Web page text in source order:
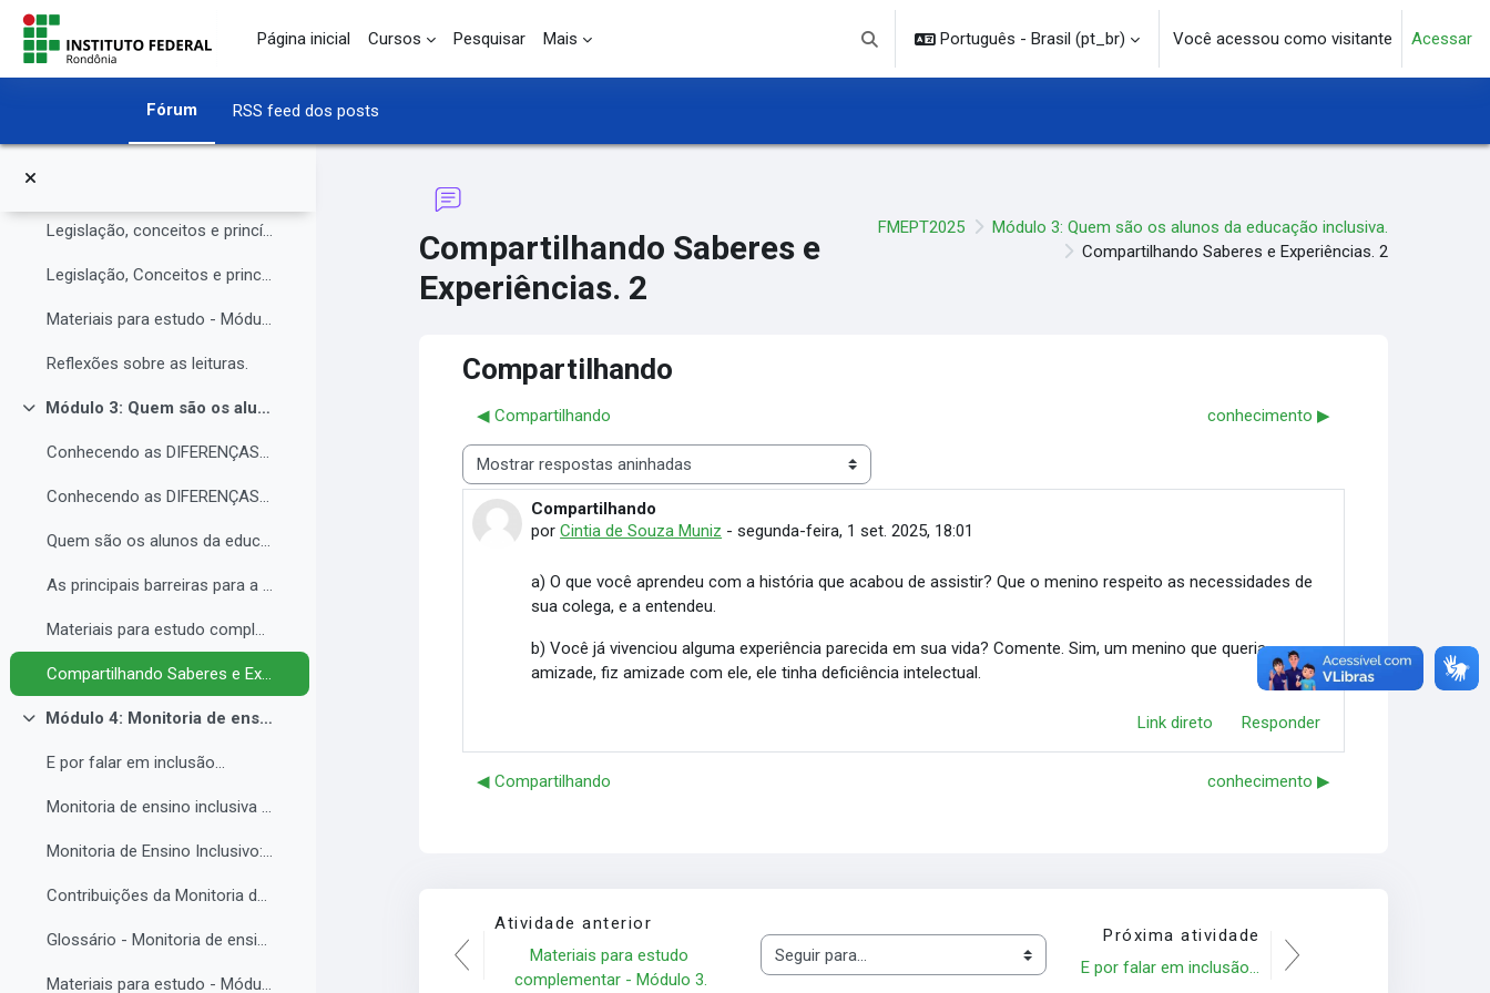
Ir para o conteúdo principal
Página inicial
Cursos Pesquisar Mais
Alternar entrada de pesquisa
Português - Brasil ‎(pt_br)‎ Você acessou como visitante Acessar
Fórum RSS feed dos posts
Compartilhando Saberes e Experiências.
Legislação, conceitos e princípios da educação inclusiva.
Legislação, Conceitos e princípios da educação inclusiva (parte 2)
Materiais para estudo - Módulo 2.
Reflexões sobre as leituras.
Contrair
Módulo 3: Quem são os alunos da educação inclusiva.
Conhecendo as DIFERENÇAS para promover a IGUALDADE com EQUIDADE.
Conhecendo as DIFERENÇAS para promover a IGUALDADE com EQUIDADE.
Quem são os alunos da educação inclusiva.
As principais barreiras para a inclusão.
Materiais para estudo complementar - Módulo 3.
Compartilhando Saberes e Experiências. 2
Contrair
Módulo 4: Monitoria de ensino inclusiva no processo formativo de estudantes com Necessidades Educacionais Específicas - NEE no contexto da Educação Profissional e Tecnológica.
E por falar em inclusão...
Monitoria de ensino inclusiva junto a estudante com Necessidades Educacionais Específicas - NEE no contexto da Educação Profissional e Tecnológica.
Monitoria de Ensino Inclusivo: Conceitos e Objetivos.
Contribuições da Monitoria de ensino inclusiva para o estudante com Necessidades Educacionais Específicas.
Glossário - Monitoria de ensino e educação inclusiva.
Materiais para estudo - Módulo 4.
Compartilhando Saberes e
Experiências. 2
FMEPT2025
Módulo 3: Quem são os alunos da educação inclusiva.
Compartilhando Saberes e Experiências. 2
Compartilhando
◀︎ Compartilhando conhecimento ▶︎
Modo de visualização
Compartilhando
porCintia de Souza Muniz -segunda-feira, 1 set. 2025, 18:01
Número de respostas: 0
a) O que você aprendeu com a história que acabou de assistir? Que o menino respeito as necessidades de
sua colega, e a entendeu.
b) Você já vivenciou alguma experiência parecida em sua vida? Comente. Sim, um menino que queria
amizade, fiz amizade com ele, ele tinha deficiência intelectual.
Link direto Responder
◀︎ Compartilhando conhecimento ▶︎
Atividade anterior
Materiais para estudo
complementar - Módulo 3.
Seguir para...
Próxima atividade
E por falar em inclusão...